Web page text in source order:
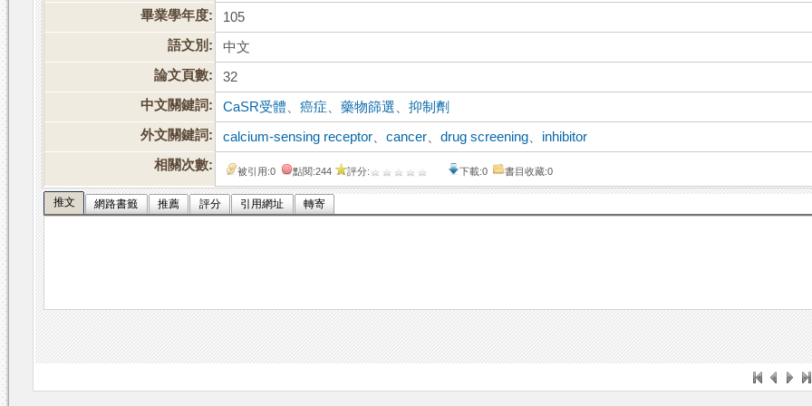
畢業學年度:
105
語文別:
中文
論文頁數:
32
中文關鍵詞:
CaSR受體 、癌症 、藥物篩選 、抑制劑
外文關鍵詞:
calcium-sensing receptor 、cancer 、drug screening
inhibitor
相關次數:
被引用:0 點閱:244 評分: 下載:0 書目收藏:0
推文 網路書籤 推薦 評分 引用網址 轉寄